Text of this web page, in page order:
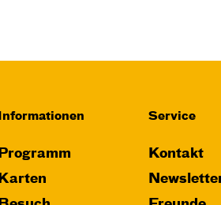
Informationen
Programm
Karten
Service
Kontakt